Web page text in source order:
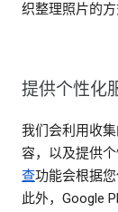
织整理照片的方
提供个性化
我们会利用收
容，以及提供
查功能会根据
此外，Google